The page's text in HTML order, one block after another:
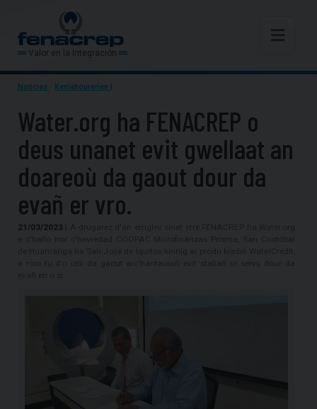
Valor en la Integración
Noticias Kenlabourerien |
Water.org ha FENACREP o
deus unanet evit gwellaat an
doareoù da gaout dour da
evañ er vro.
21/03/2023